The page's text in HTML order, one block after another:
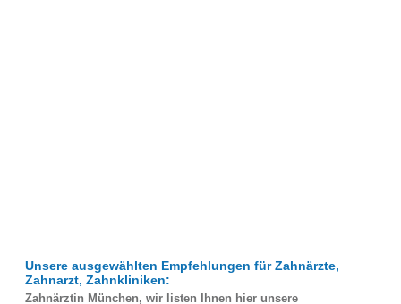
Unsere ausgewählten Empfehlungen für Zahnärzte,
Zahnarzt, Zahnkliniken:
Zahnärztin München, wir listen Ihnen hier unsere